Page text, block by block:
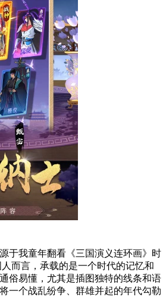
于我童年翻看《三国演义连环画》时
而言，承载的是一个时代的记忆和
俗易懂，尤其是插图独特的线条和语
一个战乱纷争、群雄并起的年代勾勒